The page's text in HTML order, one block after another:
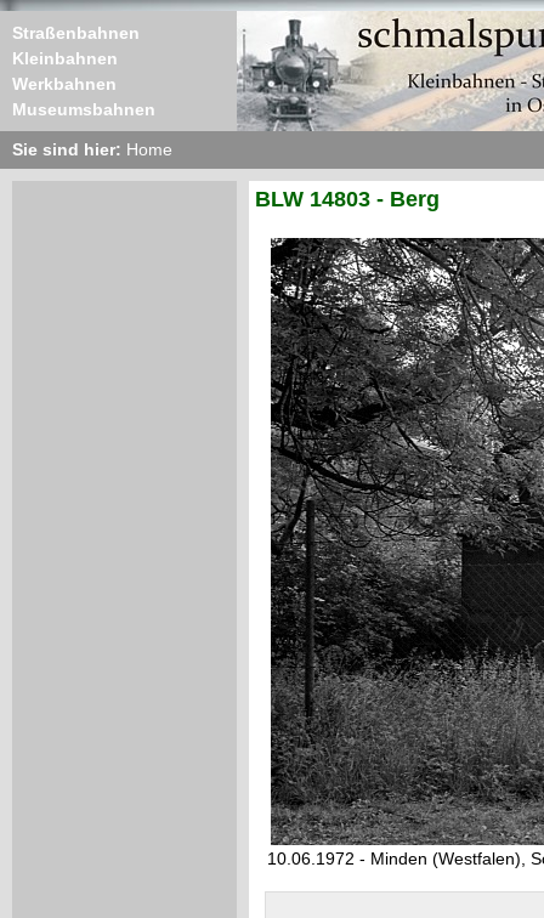
Straßenbahnen
Kleinbahnen
Werkbahnen
Museumsbahnen
Sie sind hier: Home
BLW 14803 - Berg
10.06.1972 - Minden (Westfalen),